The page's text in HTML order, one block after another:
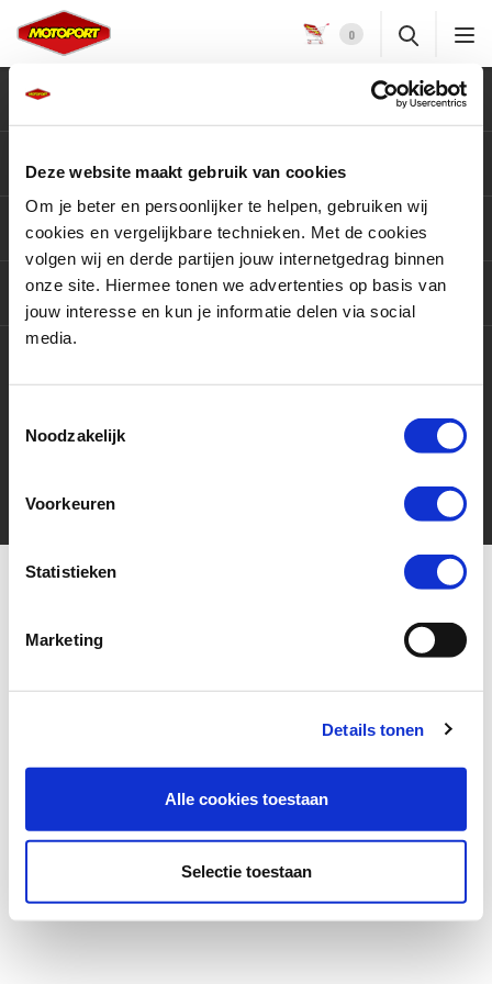
Deze website maakt gebruik van cookies
Om je beter en persoonlijker te helpen, gebruiken wij
cookies en vergelijkbare technieken. Met de cookies
volgen wij en derde partijen jouw internetgedrag binnen
onze site. Hiermee tonen we advertenties op basis van
jouw interesse en kun je informatie delen via social
media.
Noodzakelijk
Voorkeuren
Statistieken
Marketing
Details tonen
Alle cookies toestaan
Selectie toestaan
0
Klantenservice
Motoren
Producten
Services
Contact